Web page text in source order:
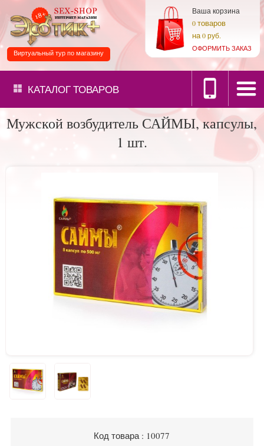
Ваша корзина
0товаров
на0 руб.
ОФОРМИТЬ ЗАКАЗ
Виртуальный тур по магазину
КАТАЛОГТОВАРОВ
Мужской возбудитель САЙМЫ, капсулы,
1 шт.
Код товара : 10077